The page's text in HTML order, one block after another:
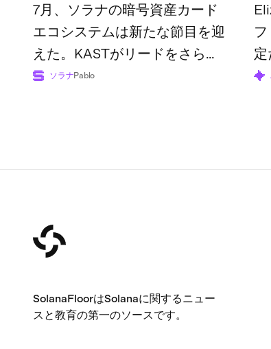
7月、ソラナの暗号資産カード
エコシステムは新たな節目を迎
えた。KASTがリードをさらに
広げた一方で、業界全体の利用
ソラナPablo
定
ル
SolanaFloorはSolanaに関するニュー
スと教育の第一のソースです。